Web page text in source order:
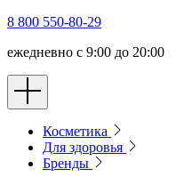
8 800 550-80-29
ежедневно с 9:00 до 20:00
Косметика
Для здоровья
Бренды